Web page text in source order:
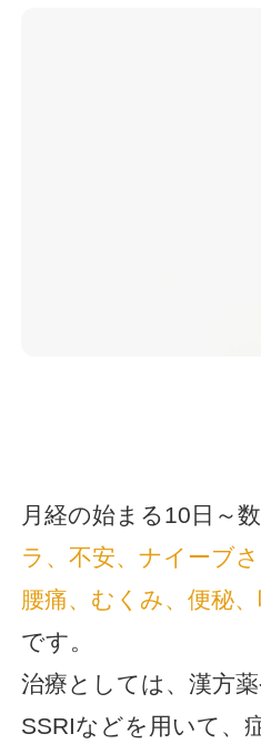
月経の始まる10日～
ラ、不安、ナイーブ
腰痛、むくみ、便秘
です。
治療としては、漢方
SSRIなどを用いて、